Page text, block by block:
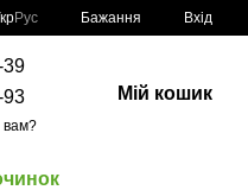
Рус Бажання Вхід
39
93
вам?
Мій кошик